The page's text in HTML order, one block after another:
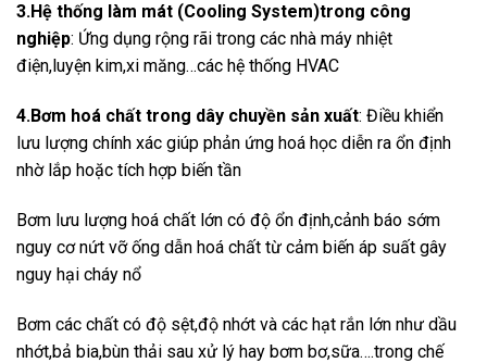
3.Hệ thống làm mát (Cooling System)trong công
nghiệp: Ứng dụng rộng rãi trong các nhà máy nhiệt
điện,luyện kim,xi măng…các hệ thống HVAC
4.Bơm hoá chất trong dây chuyền sản xuất: Điều khiển
lưu lượng chính xác giúp phản ứng hoá học diễn ra ổn định
nhờ lắp hoặc tích hợp biến tần
Bơm lưu lượng hoá chất lớn có độ ổn định,cảnh báo sớm
nguy cơ nứt vỡ ống dẫn hoá chất từ cảm biến áp suất gây
nguy hại cháy nổ
Bơm các chất có độ sệt,độ nhớt và các hạt rắn lớn như dầu
nhớt,bả bia,bùn thải sau xử lý hay bơm bơ,sữa….trong chế